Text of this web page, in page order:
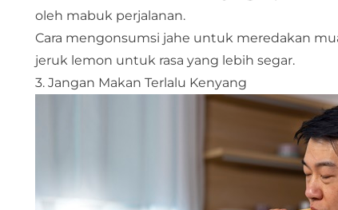
oleh mabuk perjalanan.
Cara mengonsumsi jahe untuk meredakan
jeruk lemon untuk rasa yang lebih segar.
3. Jangan Makan Terlalu Kenyang